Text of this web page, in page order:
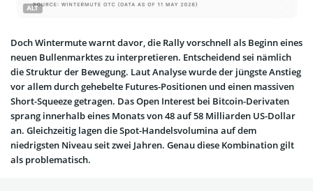
Doch Wintermute warnt davor, die Rally vorschnell als Beginn eines
neuen Bullenmarktes zu interpretieren. Entscheidend sei nämlich
die Struktur der Bewegung. Laut Analyse wurde der jüngste Anstieg
vor allem durch gehebelte Futures-Positionen und einen massiven
Short-Squeeze getragen. Das Open Interest bei Bitcoin-Derivaten
sprang innerhalb eines Monats von 48 auf 58 Milliarden US-Dollar
an. Gleichzeitig lagen die Spot-Handelsvolumina auf dem
niedrigsten Niveau seit zwei Jahren. Genau diese Kombination gilt
als problematisch.